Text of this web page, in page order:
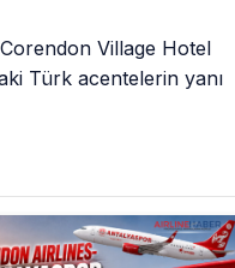
Village Hotel
Türk acentelerin yanı